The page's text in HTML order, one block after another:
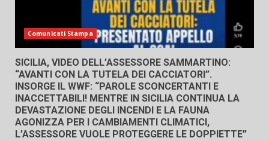
Comunicati Stampa
SICILIA, VIDEO DELL’ASSESSORE SAMMARTINO:
“AVANTI CON LA TUTELA DEI CACCIATORI”.
INSORGE IL WWF: “PAROLE SCONCERTANTI E
INACCETTABILI! MENTRE IN SICILIA CONTINUA LA
DEVASTAZIONE DEGLI INCENDI E LA FAUNA
AGONIZZA PER I CAMBIAMENTI CLIMATICI,
L’ASSESSORE VUOLE PROTEGGERE LE DOPPIETTE”